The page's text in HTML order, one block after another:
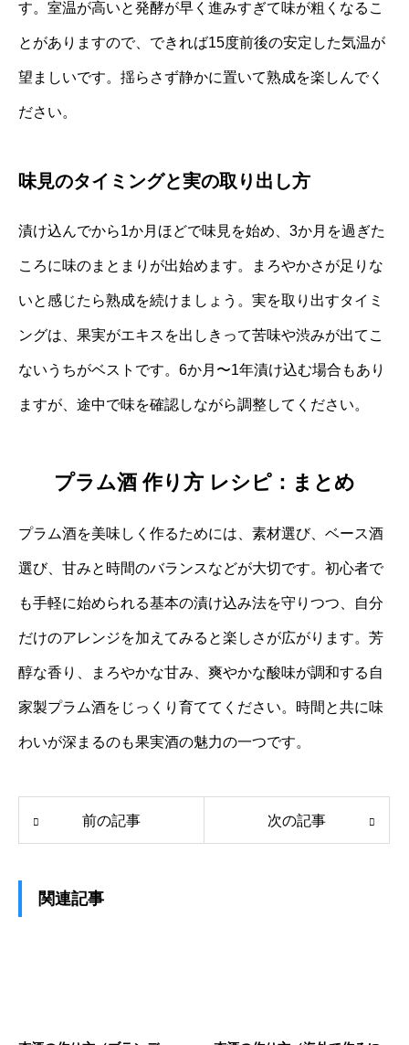
す。室温が高いと発酵が早く進みすぎて味が粗くなるこ
とがありますので、できれば15度前後の安定した気温が
望ましいです。揺らさず静かに置いて熟成を楽しんでく
ださい。
味見のタイミングと実の取り出し方
漬け込んでから1か月ほどで味見を始め、3か月を過ぎた
ころに味のまとまりが出始めます。まろやかさが足りな
いと感じたら熟成を続けましょう。実を取り出すタイミ
ングは、果実がエキスを出しきって苦味や渋みが出てこ
ないうちがベストです。6か月〜1年漬け込む場合もあり
ますが、途中で味を確認しながら調整してください。
プラム酒 作り方 レシピ：まとめ
プラム酒を美味しく作るためには、素材選び、ベース酒
選び、甘みと時間のバランスなどが大切です。初心者で
も手軽に始められる基本の漬け込み法を守りつつ、自分
だけのアレンジを加えてみると楽しさが広がります。芳
醇な香り、まろやかな甘み、爽やかな酸味が調和する自
家製プラム酒をじっくり育ててください。時間と共に味
わいが深まるのも果実酒の魅力の一つです。
前の記事 次の記事
関連記事